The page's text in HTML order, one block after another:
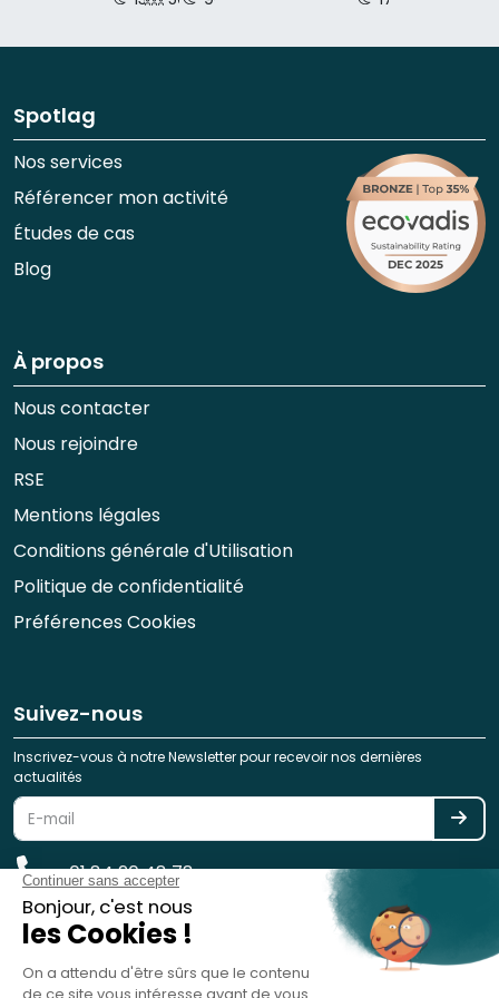
Spotlag
Nos services
Référencer mon activité
Études de cas
Blog
À propos
Nous contacter
Nous rejoindre
RSE
Mentions légales
Conditions générale d'Utilisation
Politique de confidentialité
Préférences Cookies
Suivez-nous
Inscrivez-vous à notre Newsletter pour recevoir nos dernières
actualités
01 84 20 48 78
reservation@spotlag.com